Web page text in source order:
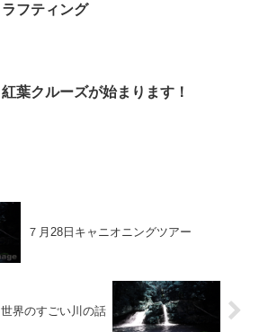
ラフティング
紅葉クルーズが始まります！
７月28日キャニオニングツアー
世界のすごい川の話